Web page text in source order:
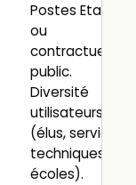
Postes Etam
ou
contractuel
public.
Diversité
utilisateurs
(élus, services
techniques,
écoles).